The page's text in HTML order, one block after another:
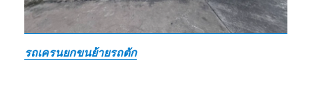
รถเครนยกขนย้ายรถตัก